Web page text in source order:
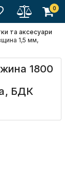
0
та аксесуари
1,5 мм,
1800
БДК